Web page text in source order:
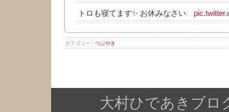
トロも寝てます✨ お休みなさい
カテゴリー : つぶやき
大村ひであきブロ